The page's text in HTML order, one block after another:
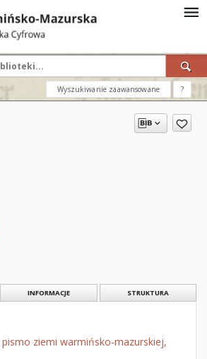
Wyszukiwanie zaawansowane ?
INFORMACJE STRUKTURA
pismo ziemi warmińsko-mazurskiej,